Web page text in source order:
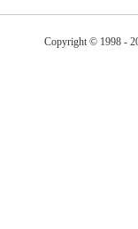
Copyright © 1998 -